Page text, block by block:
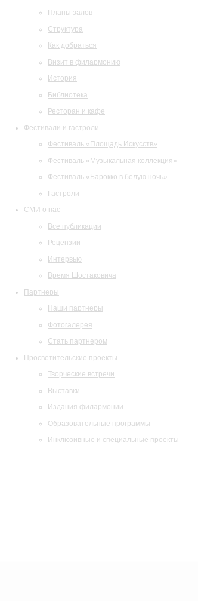
Планы залов
Структура
Как добраться
Визит в филармонию
История
Библиотека
Ресторан и кафе
Фестивали и гастроли
Фестиваль «Площадь Искусств»
Фестиваль «Музыкальная коллекция»
Фестиваль «Барокко в белую ночь»
Гастроли
СМИ о нас
Все публикации
Рецензии
Интервью
Время Шостаковича
Партнеры
Наши партнеры
Фотогалерея
Стать партнером
Просветительские проекты
Творческие встречи
Выставки
Издания филармонии
Образовательные программы
Инклюзивные и специальные проекты